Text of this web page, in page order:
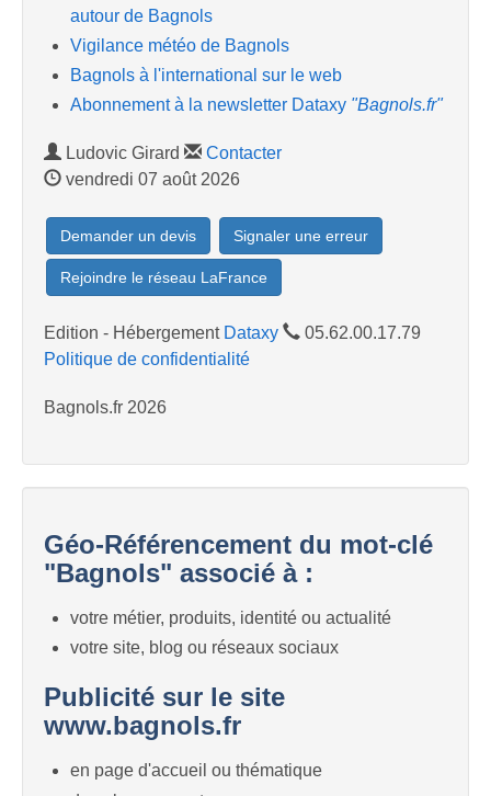
autour de Bagnols
Vigilance météo de Bagnols
Bagnols à l'international sur le web
Abonnement à la newsletter Dataxy "Bagnols.fr"
Ludovic Girard
Contacter
vendredi 07 août 2026
Demander un devis Signaler une erreur
Rejoindre le réseau LaFrance
Edition - Hébergement Dataxy
05.62.00.17.79
Politique de confidentialité
Bagnols.fr 2026
Géo-Référencement du mot-clé
"Bagnols" associé à :
votre métier, produits, identité ou actualité
votre site, blog ou réseaux sociaux
Publicité sur le site
www.bagnols.fr
en page d'accueil ou thématique